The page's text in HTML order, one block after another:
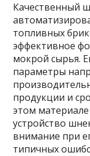
Качественный
топливных
эффективное
мокрой сырья.
параметры
продукции и
этом
устройство
внимание при
типичных